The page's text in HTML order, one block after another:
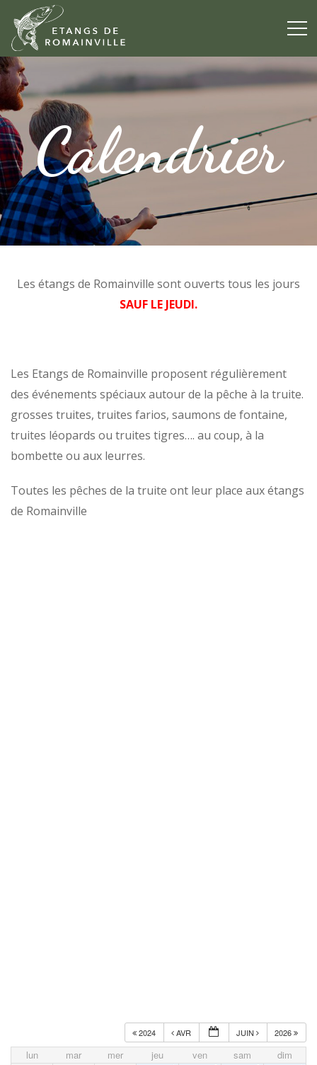
Calendrier
Les étangs de Romainville sont ouverts tous les jours
SAUF LE JEUDI.
Les Etangs de Romainville proposent régulièrement
des événements spéciaux autour de la pêche à la truite.
grosses truites, truites farios, saumons de fontaine,
truites léopards ou truites tigres…. au coup, à la
bombette ou aux leurres.
Toutes les pêches de la truite ont leur place aux étangs
de Romainville
2024 AVR JUIN 2026
lun mar mer jeu ven sam dim